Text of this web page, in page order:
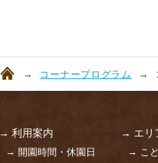
コーナープログラム
→ 利用案内
→ 開園時間・休園日
→ エリ
→ こ